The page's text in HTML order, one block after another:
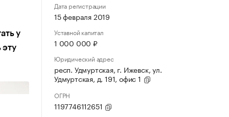
у
эту
Дата регистрации
15 февраля 2019
Уставной капитал
1 000 000 ₽
Юридический адрес
респ. Удмуртская, г. Ижевск, ул.
Удмуртская, д. 191, офис 1
ОГРН
1197746112651